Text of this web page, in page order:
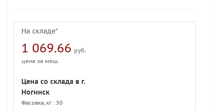
На складе*
1 069.66 руб.
цена за меш.
Цена со склада в г.
Ногинск
Фасовка, кг : 30